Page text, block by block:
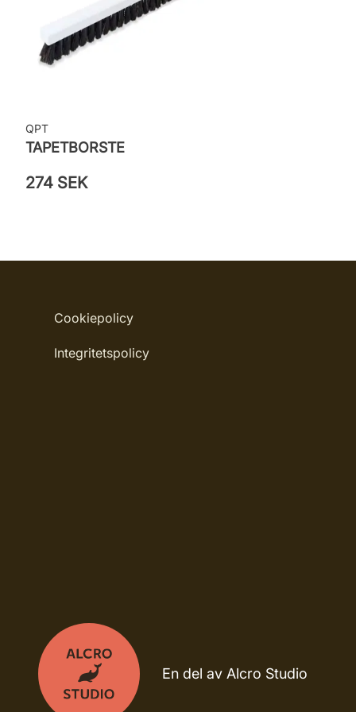
QPT
TAPETBORSTE
274 SEK
Cookiepolicy
Integritetspolicy
En del av Alcro Studio